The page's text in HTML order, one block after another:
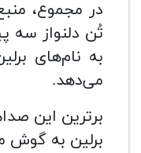
تُن دلنواز سه
به نام‌های
می‌دهد.
برترین این
برلین به گوش